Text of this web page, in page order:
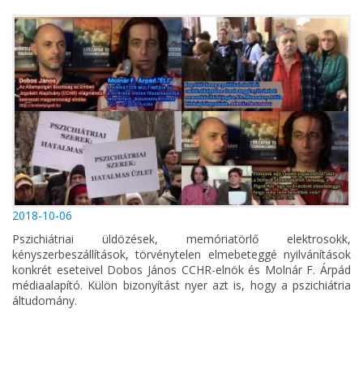
2018-10-06
Pszichiátriai üldözések, memóriatörlő elektrosokk,
kényszerbeszállítások, törvénytelen elmebeteggé nyilvánítások
konkrét eseteivel Dobos János CCHR-elnök és Molnár F. Árpád
médiaalapító. Külön bizonyítást nyer azt is, hogy a pszichiátria
áltudomány.